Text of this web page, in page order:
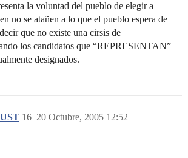
la voluntad del pueblo de elegir a
no se atañen a lo que el pueblo espera de
que no existe una cirsis de
los candidatos que “REPRESENTAN”
designados.
20 Octubre, 2005 12:52
16